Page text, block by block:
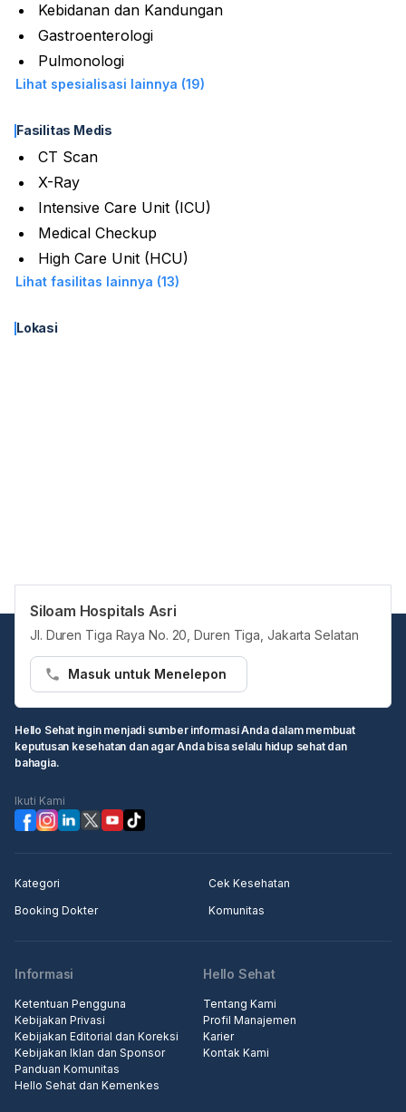
Kebidanan dan Kandungan
Gastroenterologi
Pulmonologi
Lihat spesialisasi lainnya (19)
Fasilitas Medis
CT Scan
X-Ray
Intensive Care Unit (ICU)
Medical Checkup
High Care Unit (HCU)
Lihat fasilitas lainnya (13)
Lokasi
Siloam Hospitals Asri
Jl. Duren Tiga Raya No. 20, Duren Tiga, Jakarta Selatan
Masuk untuk Menelepon
Hello Sehat ingin menjadi sumber informasi Anda dalam membuat
keputusan kesehatan dan agar Anda bisa selalu hidup sehat dan
bahagia.
Ikuti Kami
Kategori
Cek Kesehatan
Booking Dokter
Komunitas
Informasi
Ketentuan Pengguna
Kebijakan Privasi
Kebijakan Editorial dan Koreksi
Kebijakan Iklan dan Sponsor
Panduan Komunitas
Hello Sehat dan Kemenkes
Hello Sehat
Tentang Kami
Profil Manajemen
Karier
Kontak Kami